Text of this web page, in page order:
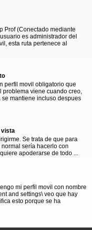
Prof (Conectado mediante
es administrador del
esta ruta pertenece al
perfil movil obligatorio que
problema viene cuando creo,
mantiene incluso despues
vista
Se trata de que para
sería hacerlo con
apoderarse de todo ...
mi perfil movil con nombre
and settings\ veo que hay
esto porque se ha